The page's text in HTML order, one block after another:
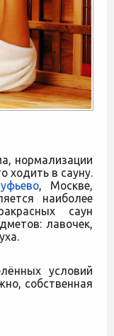
нормализации
ходить в сауну.
, Москве,
наиболее
саун
лавочек,
условий
собственная